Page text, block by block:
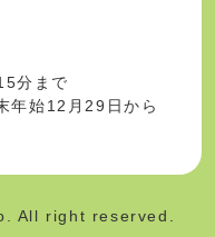
分まで
年始12月29日から
All right reserved.